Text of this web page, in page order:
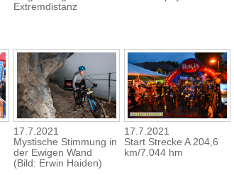
Extremdistanz
17.7.2021
Mystische Stimmung in
der Ewigen Wand
(Bild: Erwin Haiden)
17.7.2021
Start Strecke A 204,6
km/7.044 hm